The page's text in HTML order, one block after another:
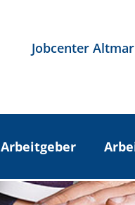
Jobcenter
Arbeitgeber